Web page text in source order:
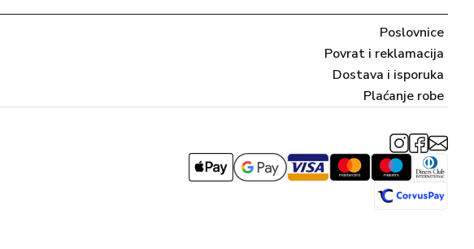
Poslovnice
Povrat i reklamacija
Dostava i isporuka
Plaćanje robe